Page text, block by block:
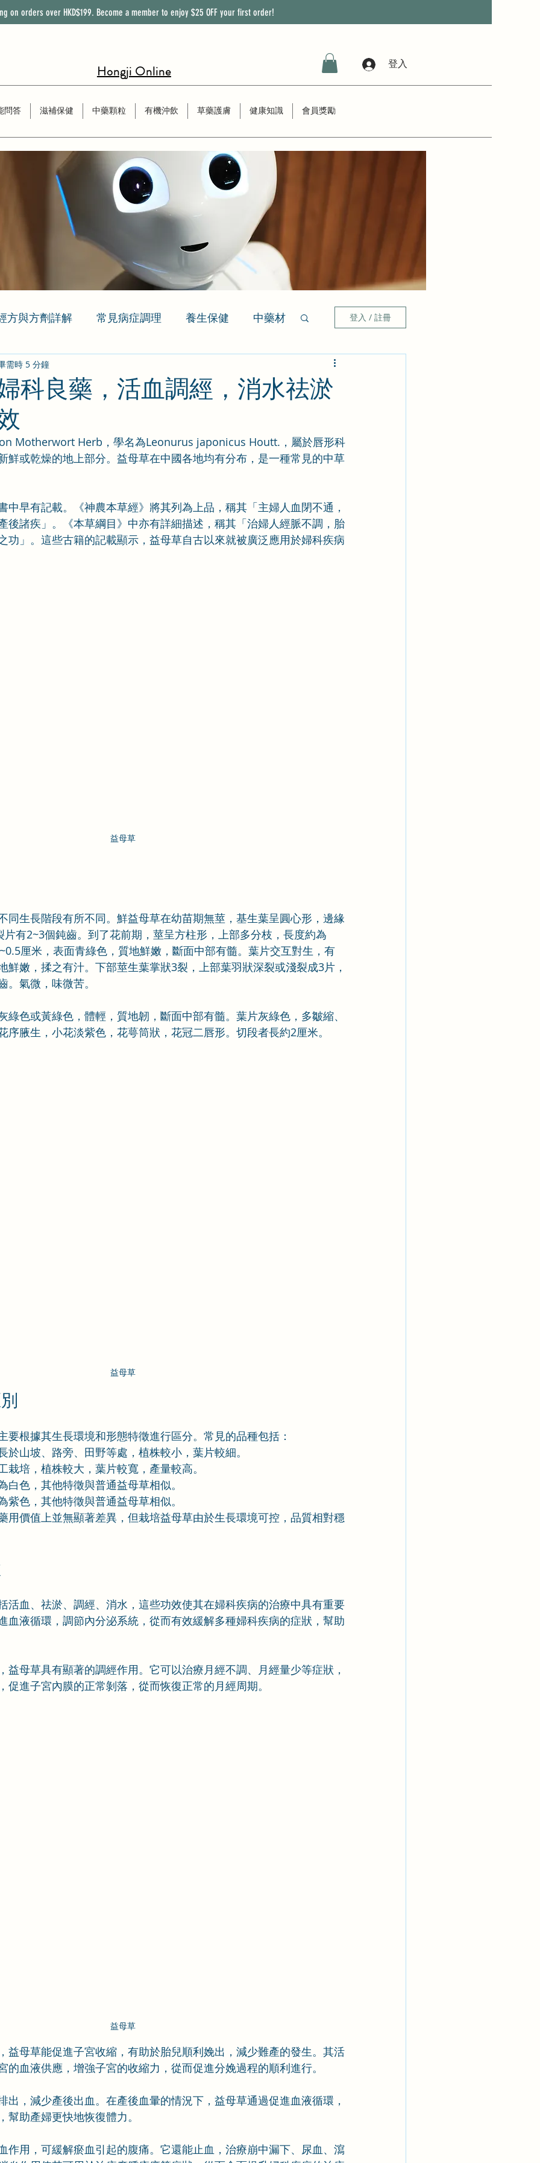
on orders over HKD$199. Become a member to enjoy $25 OFF your first order!
Hongji Online 登入
問答 滋補保健 中藥顆粒 有機沖飲 草藥護膚 健康知識 會員獎勵
方與方劑詳解 常見病症調理 養生保健 中藥材 登入 / 註冊
科良藥，活血調經，消水祛淤
需時 5 分鐘
Motherwort Herb，學名為Leonurus japonicus Houtt.，屬於唇形科
鮮或乾燥的地上部分。益母草在中國各地均有分布，是一種常見的中草
中早有記載。《神農本草經》將其列為上品，稱其「主婦人血閉不通，
後諸疾」。《本草綱目》中亦有詳細描述，稱其「治婦人經脈不調，胎
功」。這些古籍的記載顯示，益母草自古以來就被廣泛應用於婦科疾病
益母草
同生長階段有所不同。鮮益母草在幼苗期無莖，基生葉呈圓心形，邊緣
有2~3個鈍齒。到了花前期，莖呈方柱形，上部多分枝，長度約為
厘米，表面青綠色，質地鮮嫩，斷面中部有髓。葉片交互對生，有
鮮嫩，揉之有汁。下部莖生葉掌狀3裂，上部葉羽狀深裂或淺裂成3片，
。氣微，味微苦。
綠色或黃綠色，體輕，質地韌，斷面中部有髓。葉片灰綠色，多皺縮、
序腋生，小花淡紫色，花萼筒狀，花冠二唇形。切段者長約2厘米。
益母草
要根據其生長環境和形態特徵進行區分。常見的品種包括：
於山坡、路旁、田野等處，植株較小，葉片較細。
栽培，植株較大，葉片較寬，產量較高。
白色，其他特徵與普通益母草相似。
紫色，其他特徵與普通益母草相似。
用價值上並無顯著差異，但栽培益母草由於生長環境可控，品質相對穩
活血、祛淤、調經、消水，這些功效使其在婦科疾病的治療中具有重要
血液循環，調節內分泌系統，從而有效緩解多種婦科疾病的症狀，幫助
益母草具有顯著的調經作用。它可以治療月經不調、月經量少等症狀，
促進子宮內膜的正常剝落，從而恢復正常的月經周期。
益母草
益母草能促進子宮收縮，有助於胎兒順利娩出，減少難產的發生。其活
的血液供應，增強子宮的收縮力，從而促進分娩過程的順利進行。
出，減少產後出血。在產後血暈的情況下，益母草通過促進血液循環，
幫助產婦更快地恢復體力。
作用，可緩解瘀血引起的腹痛。它還能止血，治療崩中漏下、尿血、瀉